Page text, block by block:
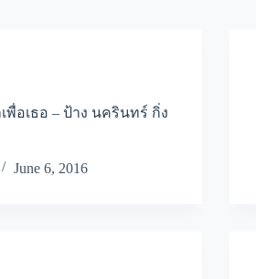
พื่อเธอ – ป้าง นครินทร์ กิ่ง
June 6, 2016